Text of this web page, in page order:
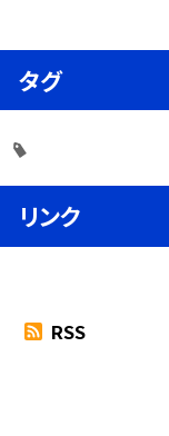
タグ
リンク
RSS